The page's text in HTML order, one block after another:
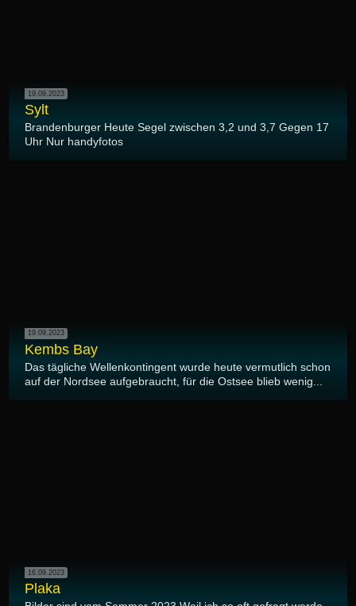
19.09.2023
Sylt
Brandenburger Heute Segel zwischen 3,2 und 3,7 Gegen 17
Uhr Nur handyfotos
19.09.2023
Kembs Bay
Das tägliche Wellenkontingent wurde heute vermutlich schon
auf der Nordsee aufgebraucht, für die Ostsee blieb wenig...
16.09.2023
Plaka